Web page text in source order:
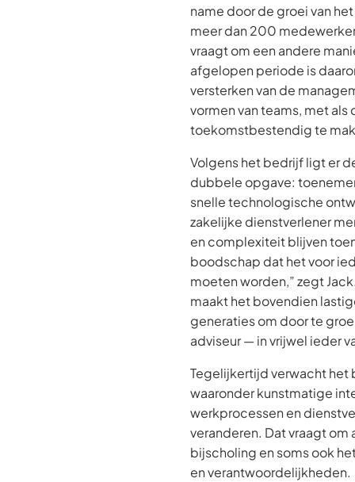
name door de groei van
meer dan 200
vraagt om een andere
afgelopen periode is
versterken van de
vormen van teams, met
toekomstbestendig te
Volgens het bedrijf ligt er
dubbele opgave:
snelle technologische
zakelijke dienstverlener
en complexiteit blijven
boodschap dat het voor
moeten worden,” zegt
maakt het bovendien
generaties om door te
adviseur — in vrijwel ieder
Tegelijkertijd verwacht
waaronder kunstmatige
werkprocessen en
veranderen. Dat vraagt
bijscholing en soms ook
en verantwoordelijkheden.